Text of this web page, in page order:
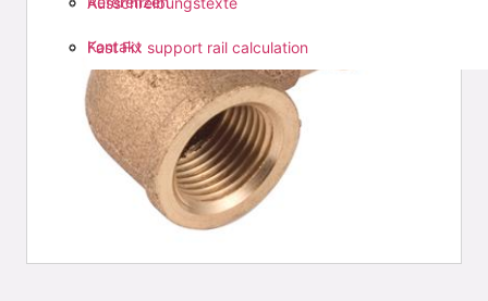
Fast Fix support rail calculation
Kontakt